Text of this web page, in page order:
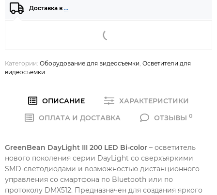
Доставка в …
Категории: Оборудование для видеосъемки Осветители для
видеосъемки
ОПИСАНИЕ
ХАРАКТЕРИСТИКИ
ОПЛАТА И ДОСТАВКА
ОТЗЫВЫ 0
GreenBean DayLight III 200 LED Bi-color – осветитель
нового поколения серии DayLight со сверхъяркими
SMD-светодиодами и возможностью дистанционного
управления со смартфона по Bluetooth или по
протоколу DMX512. Предназначен для создания яркого